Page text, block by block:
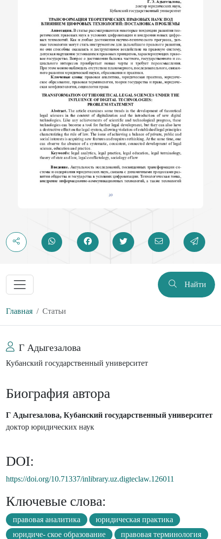
Найти
Главная Статьи
Г Адыгезалова
Кубанский государственный университет
Биография автора
Г Адыгезалова, Кубанский государственный университет
доктор юридических наук
DOI:
https://doi.org/10.71337/inlibrary.uz.digteclaw.126011
Ключевые слова:
правовая аналитика
юридическая практика
юридиче- ское образование
правовая терминология